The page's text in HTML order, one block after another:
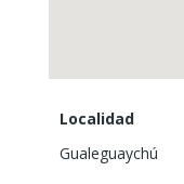
Localidad
Gualeguaychú